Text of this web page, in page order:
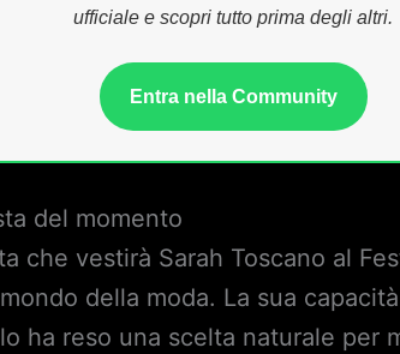
ufficiale e scopri tutto prima degli altri.
Entra nella Community
del momento
che vestirà Sarah Toscano al
della moda. La sua
ha reso una scelta naturale per